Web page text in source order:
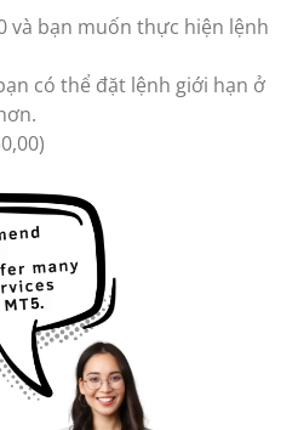
và bạn muốn thực hiện lệnh
có thể đặt lệnh giới hạn ở